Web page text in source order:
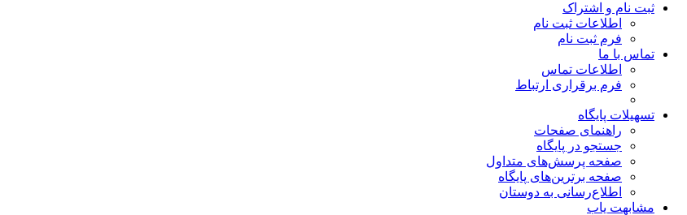
ثبت نام و اشتراک
اطلاعات ثبت نام
فرم ثبت نام
تماس با ما
اطلاعات تماس
فرم برقراری ارتباط
تسهیلات پایگاه
راهنمای صفحات
جستجو در پایگاه
صفحه پرسش‌های متداول
صفحه برترین‌های پایگاه
اطلاع‌رسانی به دوستان
مشابهت یاب